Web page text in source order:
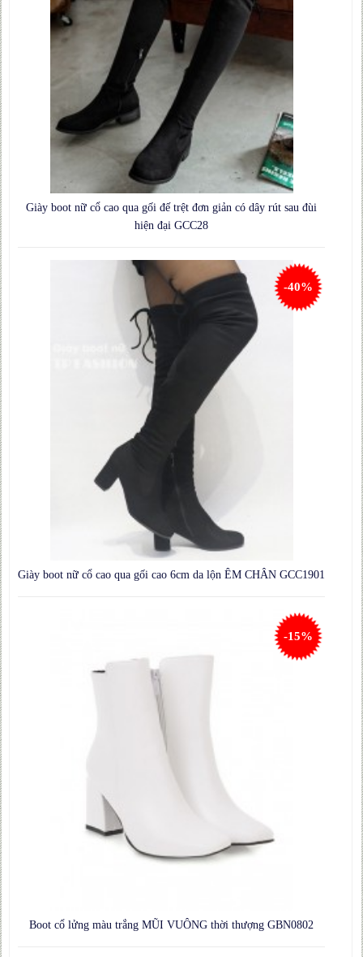
Giày boot nữ cổ cao qua gối đế trệt đơn giản có dây rút sau đùi
hiện đại GCC28
Giày boot nữ cổ cao qua gối cao 6cm da lộn ÊM CHÂN GCC1901
-40%
Boot cổ lửng màu trắng MŨI VUÔNG thời thượng GBN0802
-15%